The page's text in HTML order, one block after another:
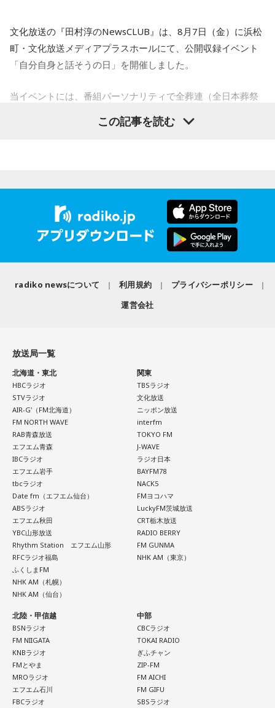
クスを持つ方に寄り添いたいと本格的に占いの世界に進出。
SATORI電話占い月間ランキング連続1位。占いコンテンツ
『莉瑠と龍神様の絶対神託』リリース。
Webサイト：https://selene-uranai.com/
【7位】牡羊座（おひつじ座）
マイペースに過ごせると良い日です。今日は部屋の片付けを
したり、書類の整理をしたり、身の回りの整理を心掛けて過
【8位】天秤座（てんびん座）
仕事運が好調な日。今日がお休みの人も忙しさが目立ちそう
に必要なことについて考えてみましょう。ラッキーアイテム
はコーヒー。
内省がテーマの日です。今日はこれまでを振り返って色々な
り、不要に感じるものは手放してみるのもおすすめです。
取ってリフレッシュするのも良さそうです。
【12位】射手座（いて座）
心のモヤモヤが目立つような日です。今日は頑張らず、1人の
時間を大切にしたり、のんびり過ごす時間を持つようにしま
しょう。
【今日の一言メッセージ】
今日は不要なものを手放したり、今後の計画を見直すことを
心掛けると良い日です。
■監修者プロフィール：莉瑠（リル）
東京・池袋占い館セレーネ所属。10代に占いに出会い、勉
強、コミュニケーションなどの苦手な部分を克服。成績も最
下位からトップに。OL、芸能活動を経て、悩みやコンプレッ
クスを持つ方に寄り添いたいと本格的に占いの世界に進出。
SATORI電話占い月間ランキング連続1位。占いコンテンツ
『莉瑠と龍神様の絶対神託』リリース。
Webサイト：
オンライン占いセレーネ：
https://online-uranai.jp/
文化放送の『田村淳のNewsCLUB』は、8月7日（金）に浜松
町・文化放送メディアプラスホールにて、公開収録イベント
「自分自身と話そうの日」を開催しました。
当イベントには、番組パーソナリティで全葬連（全日本葬祭
業協同組合連合会）のフューネラルアンバサダーも務める田
村淳と、アシスタントの砂山圭大郎アナウンサーが登壇。
昨年に続き2回目の開催となる本イベントは、参加者が自分自
身を見つめ直す2つのコーナーで展開。「自分への表彰状を送
ろう」のコーナーでは、大きな成功でなくても「自分、本当
によく頑張ったな」と思えるこれまでの出来事を、“自分への
て言葉にすることで、人生をじっくりと見つめ直す時間とな
ーでは、来場者が選んだ“人生の最後に流したい一曲”にまつわ
る思い出を紹介。音楽を通してこれまでの人生を振り返りな
がら、これからの“自分らしい生き方”を考える時間を共有しま
した。田村は、人生の最後に流したい曲について、「お葬式
で流す曲は決めている。しかも自分の声で流したいと思っ
て、毎日ギターの弾き語りを書斎で練習して、音源として残
しているんです。娘たちにも聴こえているはずだから、お葬
式のときに『パパが弾いてた曲だ』と思ってもらえたら」と
思いを語りました。
コーナー後には、来場者から田村への質疑応答も実施。最後
には、田村がイベントを振り返り、「リスナーの皆さんのエ
ンディング曲の話とかを聞いているだけでも、僕はポジティ
ど、100％皆さんに必ず来るお別れなので、そのお別れとど
うやって向き合うかということを考える一つのきっかけにな
ればと思います」と締めくくりました。
また、イベント当日は文化放送1階のサテライトプラス広場に
て「イタコト展」も開催。「誰かの心のこりが、誰かの心の
この記事を読む
radiko newsについて 利用規約
プライバシーポリシー
運営会社
放送局一覧
北海道・東北
HBCラジオ
STVラジオ
AIR-G'（FM北海道）
FM NORTH WAVE
RAB青森放送
エフエム青森
IBCラジオ
エフエム岩手
tbcラジオ
Date fm（エフエム仙台）
ABSラジオ
エフエム秋田
YBC山形放送
Rhythm Station エフエム山形
RFCラジオ福島
ふくしまFM
NHK AM（札幌）
NHK AM（仙台）
関東
TBSラジオ
文化放送
ニッポン放送
interfm
TOKYO FM
J-WAVE
ラジオ日本
BAYFM78
NACK5
FMヨコハマ
LuckyFM茨城放送
CRT栃木放送
RADIO BERRY
FM GUNMA
NHK AM（東京）
北陸・甲信越
BSNラジオ
FM NIIGATA
KNBラジオ
FMとやま
MROラジオ
エフエム石川
FBCラジオ
中部
CBCラジオ
TOKAI RADIO
ぎふチャン
ZIP-FM
FM AICHI
FM GIFU
SBSラジオ